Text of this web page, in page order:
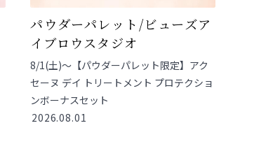
パウダーパレット/ビューズア
イブロウスタジオ
8/1(土)〜【パウダーパレット限定】アク
セーヌ デイ トリートメント プロテクショ
ンボーナスセット
2026.08.01